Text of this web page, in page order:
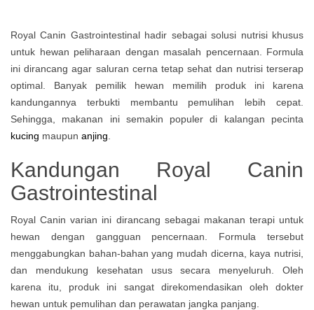
Royal Canin Gastrointestinal hadir sebagai solusi nutrisi khusus
untuk hewan peliharaan dengan masalah pencernaan. Formula
ini dirancang agar saluran cerna tetap sehat dan nutrisi terserap
optimal. Banyak pemilik hewan memilih produk ini karena
kandungannya terbukti membantu pemulihan lebih cepat.
Sehingga, makanan ini semakin populer di kalangan pecinta
kucing maupun anjing
Kandungan Royal Canin
Gastrointestinal
Royal Canin varian ini dirancang sebagai makanan terapi untuk
hewan dengan gangguan pencernaan. Formula tersebut
menggabungkan bahan-bahan yang mudah dicerna, kaya nutrisi,
dan mendukung kesehatan usus secara menyeluruh. Oleh
karena itu, produk ini sangat direkomendasikan oleh dokter
hewan untuk pemulihan dan perawatan jangka panjang.